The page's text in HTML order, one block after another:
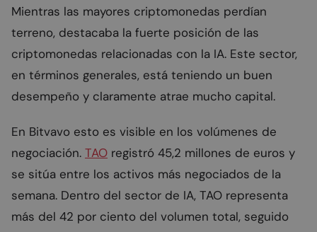
Mientras las mayores criptomonedas perdían
terreno, destacaba la fuerte posición de las
criptomonedas relacionadas con la IA. Este sector,
en términos generales, está teniendo un buen
desempeño y claramente atrae mucho capital.
En Bitvavo esto es visible en los volúmenes de
negociación. TAO registró 45,2 millones de euros y
se sitúa entre los activos más negociados de la
semana. Dentro del sector de IA, TAO representa
más del 42 por ciento del volumen total, seguido